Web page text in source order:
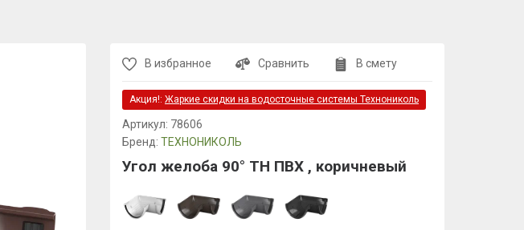
В избранное Сравнить В смету
Акция!: Жаркие скидки на водосточные системы Технониколь
Артикул: 78606
Бренд: ТЕХНОНИКОЛЬ
Угол желоба 90° ТН ПВХ , коричневый